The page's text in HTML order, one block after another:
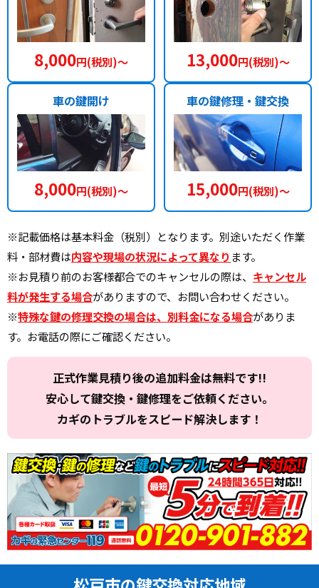
8,000円(税別)〜 13,000円(税別)〜
車の鍵開け
8,000円(税別)〜
車の鍵修理・鍵交換
15,000円(税別)〜
※記載価格は基本料金（税別）となります。別途いただく作業
料・部材費は内容や現場の状況によって異なり ます。
※お見積り前のお客様都合でのキャンセルの際は、 キャンセル
料が発生する場合がありますので、お問い合わせください。
※特殊な鍵の修理交換の場合は、別料金になる場合がありま
す。お電話の際にご確認ください。
正式作業見積り後の追加料金は無料です!!
安心して鍵交換・鍵修理をご依頼ください。
カギのトラブルをスピード解決します！